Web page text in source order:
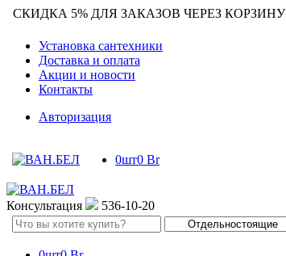
СКИДКА 5% ДЛЯ ЗАКАЗОВ ЧЕРЕЗ КОРЗИНУ
Установка сантехники
Доставка и оплата
Акции и новости
Контакты
Авторизация
0шт0 Br
Консультация
536-10-20
Search
here